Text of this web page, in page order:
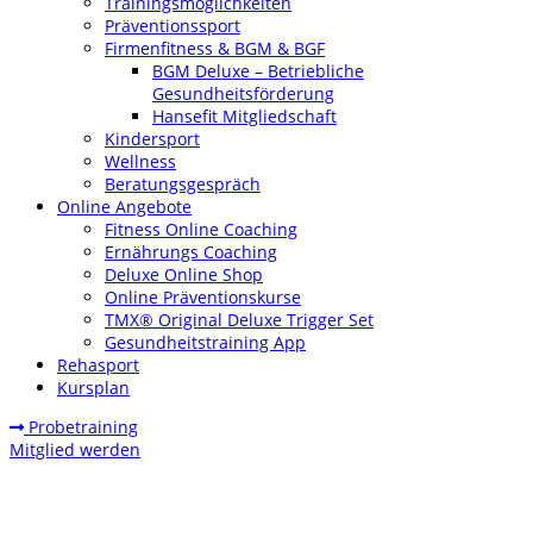
Präventionssport
Firmenfitness & BGM & BGF
BGM Deluxe – Betriebliche
Gesundheitsförderung
Hansefit Mitgliedschaft
Kindersport
Wellness
Beratungsgespräch
Online Angebote
Fitness Online Coaching
Ernährungs Coaching
Deluxe Online Shop
Online Präventionskurse
TMX® Original Deluxe Trigger Set
Gesundheitstraining App
Rehasport
Kursplan
Probetraining
Mitglied werden